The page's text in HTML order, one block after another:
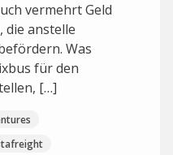
vermehrt Geld
die anstelle
Was
für den
[…]